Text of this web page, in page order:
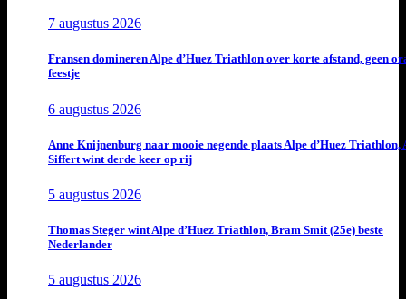
7 augustus 2026
Fransen domineren Alpe d’Huez Triathlon over korte afstand, geen
feestje
6 augustus 2026
Anne Knijnenburg naar mooie negende plaats Alpe d’Huez Triathlon,
Siffert wint derde keer op rij
5 augustus 2026
Thomas Steger wint Alpe d’Huez Triathlon, Bram Smit (25e) beste
Nederlander
5 augustus 2026